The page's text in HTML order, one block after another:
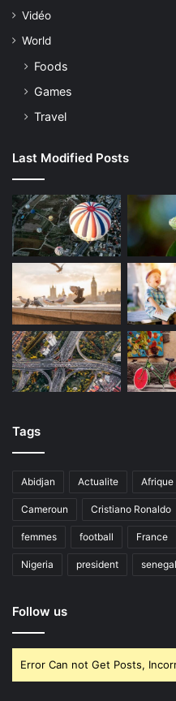
Vidéo
World
Foods
Games
Travel
Last Modified Posts
Tags
Abidjan Actualite Afrique
Cameroun Cristiano Ronaldo
femmes football France
Nigeria president senegal
Follow us
Error Can not Get Posts,